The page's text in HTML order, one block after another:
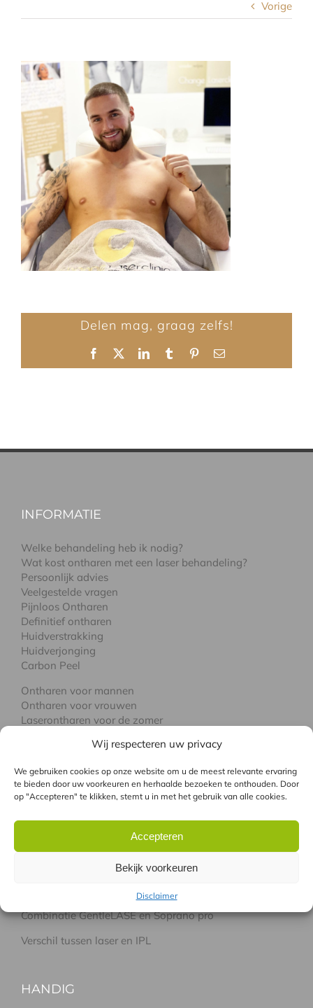
Wij respecteren uw privacy
We gebruiken cookies op onze website om u de meest relevante ervaring
te bieden door uw voorkeuren en herhaalde bezoeken te onthouden. Door
op "Accepteren" te klikken, stemt u in met het gebruik van alle cookies.
Accepteren
Bekijk voorkeuren
Disclaimer
Vorige
Delen mag, graag zelfs!
Facebook LinkedInTumblr Pinterest
E-
INFORMATIE
Welke behandeling heb ik nodig?
Wat kost ontharen met een laser behandeling?
Persoonlijk advies
Veelgestelde vragen
Pijnloos Ontharen
Definitief ontharen
Huidverstrakking
Huidverjonging
Carbon Peel
Ontharen voor mannen
Ontharen voor vrouwen
Laserontharen voor de zomer
Laserbehandeling in Rotterdam
Laserbehandeling in Eindhoven
Laseren met de Alma-Q
Laseren met de GentleLase
Combinatie GentleLASE en Soprano pro
Verschil tussen laser en IPL
HANDIG